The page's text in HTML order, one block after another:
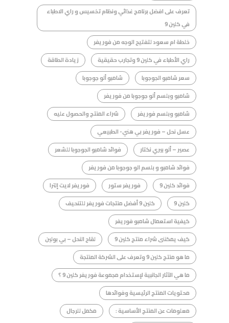
تعرف على افضل برنامج غذائي ونظام تخسيس و راي الاطباء
في كلين 9
خلطة ام سعود لتفتيح الوجه من فوريفر
راي الأطباء في كلين 9 وتجارب حقيقية
زيادة الطاقة
سعر شامبو الجوجوبا
شامبو ألو جوجوبا
شامبو وبلسم ألو جوجوبا من فوريفر
شامبو وبلسم فوريفر
شراء المنتج والحصول عليه
عسل نحل – فوريفر بي هني- الطبيعي
عصير – ألو بيري نكتار
فوائد شامبو الجوجوبا للشعر
فوائد شامبو و بلسم الو جوجوبا من فوريفر
فوائد كلين 9
فوريفر ستور
فوريفر لايت إلترا
كلين 9
كلين 9 أفضل منتجات فوريفر للتنحيف
كيفية استعمال شامبو فوريفر
كيف يمكننى شراء منتج كلين 9
لقاح النحل – بي بولين
ما هو منتج كلين 9 وتعرف على الشركة المنتجة
ما هي الآثار الجانبية لإستخدام مجموعة فوريفر كلين 9 ؟
محتويات المنتج الرئيسية وفوائدها
معلومات عن المنتج الأساسية :
مكمل للرجال